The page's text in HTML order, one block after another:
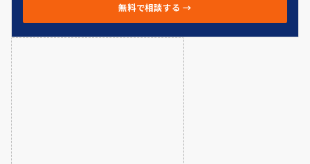
無料で相談する →